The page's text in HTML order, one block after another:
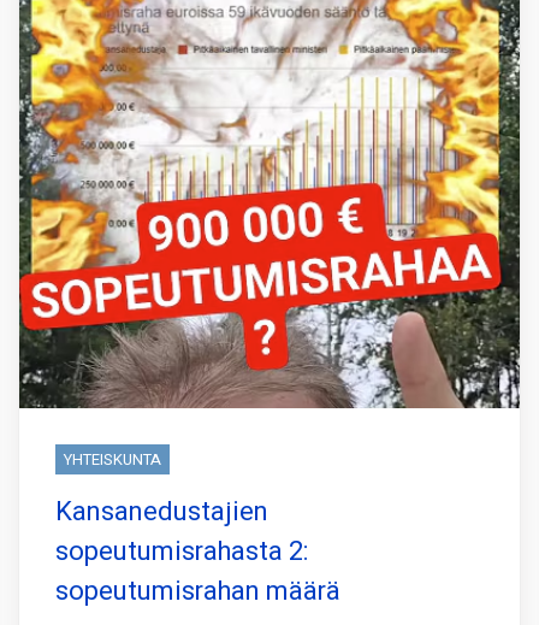
YHTEISKUNTA
Kansanedustajien
sopeutumisrahasta 2:
sopeutumisrahan määrä